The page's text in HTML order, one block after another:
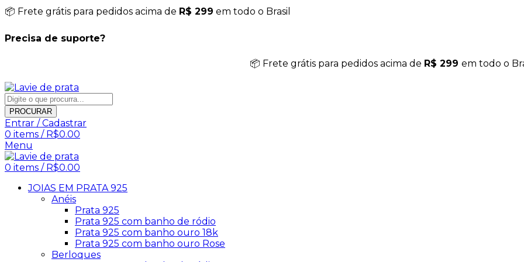
📦 Frete grátis para pedidos acima de R$ 299 em todo o Brasil
Precisa de suporte?
📦 Frete grátis para pedidos acima de R$ 299 em todo o
PROCURAR
Entrar / Cadastrar
0 items / R$0.00
Menu
0 items / R$0.00
JOIAS EM PRATA 925
Anéis
Prata 925
Prata 925 com banho de ródio
Prata 925 com banho ouro 18k
Prata 925 com banho ouro Rose
Berloques